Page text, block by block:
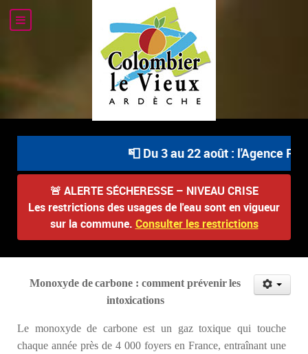
📮 Du 3 au 22 août : l'Agence
🚨 ALERTE SÉCHERESSE – NIVEAU CRISE
Les restrictions des usages de l'eau sont en vigueur
sur la commune. Consulter les restrictions
Monoxyde de carbone : comment prévenir les
intoxications
Le monoxyde de carbone est un gaz toxique qui touche
chaque année près de 4 000 foyers en France, entraînant une